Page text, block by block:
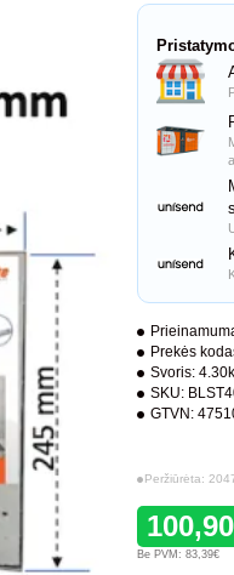
Prekės
Svoris:
SKU:
GTVN:
Peržiūrėta:
Be PVM: 83,39€